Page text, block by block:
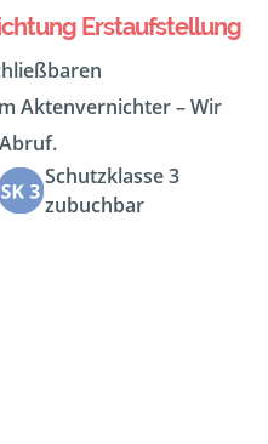
Erstaufstellung
Aktenvernichter – Wir
Schutzklasse 3
zubuchbar